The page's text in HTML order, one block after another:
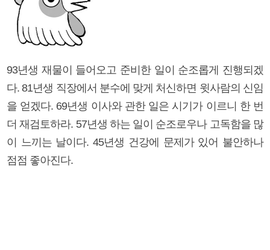
93년생 재물이 들어오고 준비한 일이 순조롭게 진행되겠
다. 81년생 직장에서 분수에 맞게 처신하면 윗사람의 신임
을 얻겠다. 69년생 이사와 관한 일은 시기가 이르니 한 번
더 재검토하라. 57년생 하는 일이 순조로우나 고독함을 많
이 느끼는 날이다. 45년생 건강에 문제가 있어 불안하나
점점 좋아진다.